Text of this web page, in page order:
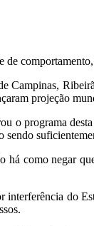
Campinas,
projeção
o programa
como negar
do